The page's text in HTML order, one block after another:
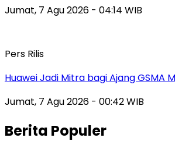
Jumat, 7 Agu 2026 - 04:14 WIB
Pers Rilis
Huawei Jadi Mitra bagi Ajang GSMA
Jumat, 7 Agu 2026 - 00:42 WIB
Berita Populer